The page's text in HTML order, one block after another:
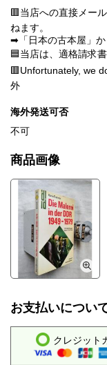
🟥当店への直接メー
ねます。
➡「日本の古本屋」か
🟦当店は、適格請求
🟥Unfortunately, we
外
海外発送可否
不可
商品画像
お支払いについ
クレジット